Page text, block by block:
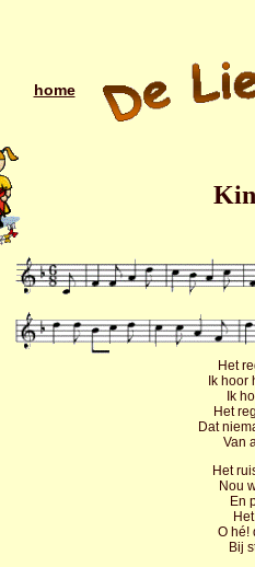
home
Het
Ik
Ik
Het
Dat
Van
Het
Nou
En
O hé!
Bij